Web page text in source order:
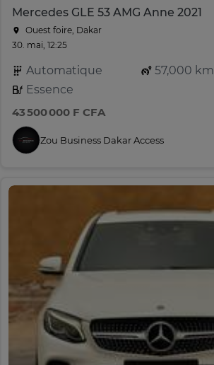
Mercedes GLE 53 AMG Anne 2021
Ouest foire, Dakar
30. mai, 12:25
Automatique
57,000 km
Essence
43 500 000 F CFA
Zou Business Dakar Access